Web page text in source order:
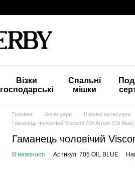
Візки
господарські
Спальні
мішки
Головна Аксесуари Шкіряні аксесуари
Гаманець чоловічий Visconti 705 Arrow (Oil Blue)
Гаманець чоловічий
В наявності Артикул: 705 OIL BLUE